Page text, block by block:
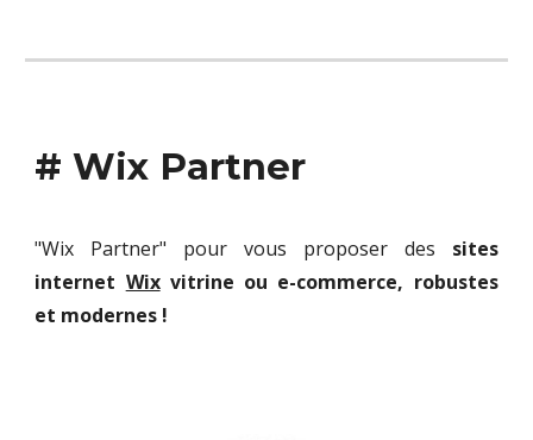
# Wix Partner
"Wix Partner" pour vous proposer des sites
internet Wix vitrine ou e-commerce, robustes
et modernes !